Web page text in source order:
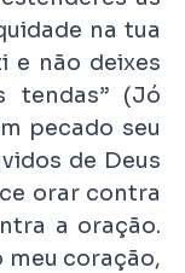
na tua
e não deixes
tendas” (Jó
pecado seu
de Deus
orar contra
a oração.
meu coração,